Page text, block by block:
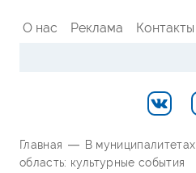
О нас Реклама Контакты
Главная — В муниципалитетах
область: культурные события